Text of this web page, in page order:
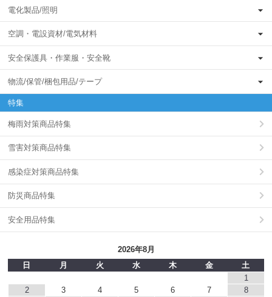
電化製品/照明
空調・電設資材/電気材料
安全保護具・作業服・安全靴
物流/保管/梱包用品/テープ
特集
梅雨対策商品特集
雪害対策商品特集
感染症対策商品特集
防災商品特集
安全用品特集
2026年8月
日
月 火 水 木 金
土
1
2
3 4 5 6 7 8